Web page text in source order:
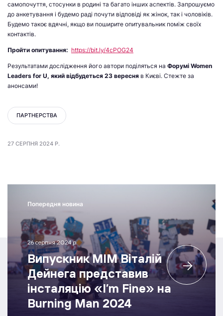
самопочуття, стосунки в родині та багато інших аспектів. Запрошуємо
до анкетування і будемо раді почути відповіді як жінок, так і чоловіків.
Будемо такоє вдячні, якщо ви поширите опитувальник поміж своїх
контактів.
Пройти опитування: https://bit.ly/4cPOG24
Результатами дослідження його автори поділяться на Форумі Women
Leaders for U, який відбудеться 23 вересня в Києві. Стежте за
анонсами!
ПАРТНЕРСТВА
27 СЕРПНЯ 2024 Р.
Попередня новина
26 серпня 2024 р.
Випускник МІМ Віталій
Дейнега представив
інсталяцію «I’m Fine» на
Burning Man 2024